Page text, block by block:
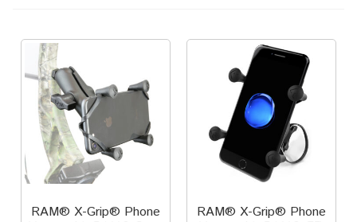
Laptop
Microphone
Phone
RAM® X-Grip® Phone
RAM® X-Grip® Phone